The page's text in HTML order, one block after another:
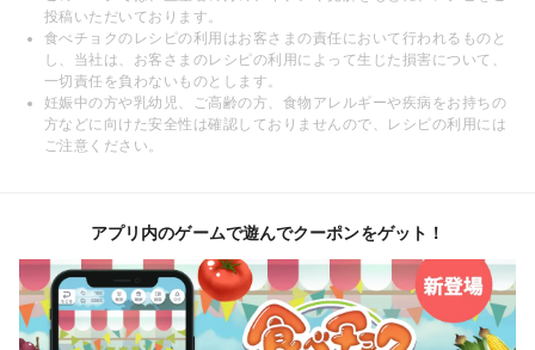
投稿いただいております。
食べチョクのレシピの利用はお客さまの責任において行われるものと
し、当社は、お客さまのレシピの利用によって生じた損害について、
一切責任を負わないものとします。
妊娠中の方や乳幼児、ご高齢の方、食物アレルギーや疾病をお持ちの
方などに向けた安全性は確認しておりませんので、レシピの利用には
ご注意ください。
アプリ内のゲームで遊んでクーポンをゲット！